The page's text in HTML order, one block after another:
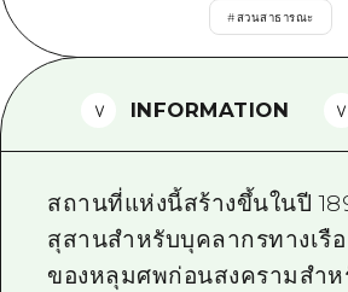
ไกด์อาสาสมัครไ
ดาวน์โหลดรูปภาพ
ข้อมูลการขนส่งระห
#สวนสาธารณะ
INFORMATION
สถานที่แห่งนี้สร้างขึ้นในปี
สุสานสำหรับบุคลากรทางเรื
ของหลุมศพก่อนสงครามสำห